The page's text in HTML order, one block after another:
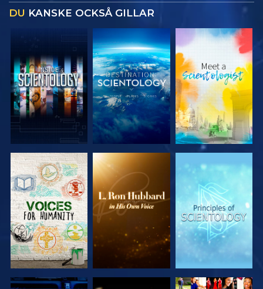
DU KANSKE OCKSÅ GILLAR
UTFORSKA
SERIEN
UTFORSKA
SERIEN
UTFORSKA
SERIEN